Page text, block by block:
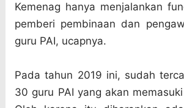
Kemenag hanya menjalankan
pemberi pembinaan dan
guru PAI, ucapnya.
Pada tahun 2019 ini, sudah
30 guru PAI yang akan